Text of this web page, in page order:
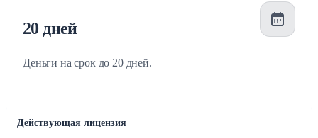
20 дней
Деньги на срок до 20 дней.
Действующая лицензия